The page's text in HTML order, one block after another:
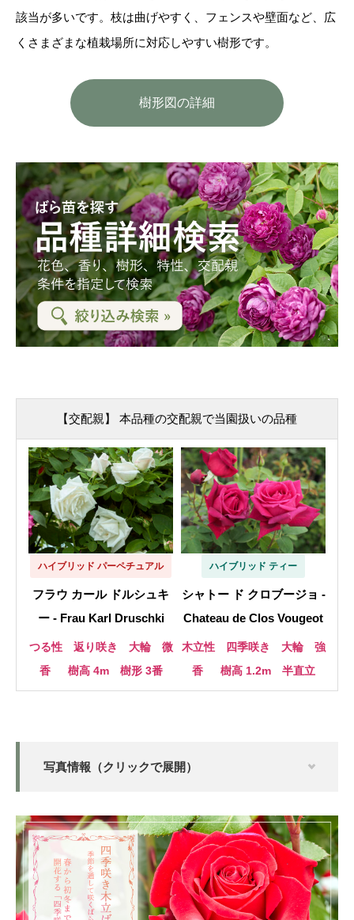
該当が多いです。枝は曲げやすく、フェンスや壁面など、広
くさまざまな植栽場所に対応しやすい樹形です。
樹形図の詳細
【交配親】 本品種の交配親で当園扱いの品種
ハイブリッド パーペチュアル
フラウ カール ドルシュキ
ー - Frau Karl Druschki
つる性 返り咲き 大輪 微
香
樹高 4m 樹形 3番
ハイブリッド ティー
シャトー ド クロブージョ -
Chateau de Clos Vougeot
木立性 四季咲き 大輪 強
香
樹高 1.2m 半直立
写真情報（クリックで展開）